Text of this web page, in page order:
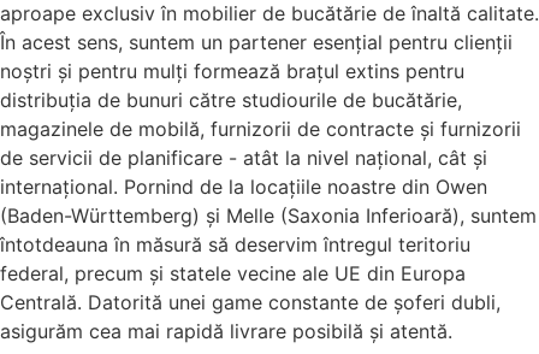
aproape exclusiv în mobilier de bucătărie de înaltă calitate.
În acest sens, suntem un partener esențial pentru clienții
noștri și pentru mulți formează brațul extins pentru
distribuția de bunuri către studiourile de bucătărie,
magazinele de mobilă, furnizorii de contracte și furnizorii
de servicii de planificare - atât la nivel național, cât și
internațional. Pornind de la locațiile noastre din Owen
(Baden-Württemberg) și Melle (Saxonia Inferioară), suntem
întotdeauna în măsură să deservim întregul teritoriu
federal, precum și statele vecine ale UE din Europa
Centrală. Datorită unei game constante de șoferi dubli,
asigurăm cea mai rapidă livrare posibilă și atentă.